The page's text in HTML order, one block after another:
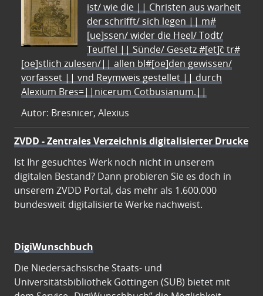
ist/ wie die || Christen aus warheit
der schrifft/ sich legen || m#
[ue]ssen/ wider die Heel/ Todt/
Teuffel || Sünde/ Gesetz #[et]c̃ tr#
[oe]stlich zulesen/|| allen bl#[oe]den gewissen/
vorfasset || vnd Reymweis gestellet || durch
Alexium Bres=||nicerum Cotbusianum.||
Autor: Bresnicer, Alexius
ZVDD - Zentrales Verzeichnis digitalisierter Drucke
Ist Ihr gesuchtes Werk noch nicht in unserem
digitalen Bestand? Dann probieren Sie es doch in
unserem ZVDD Portal, das mehr als 1.600.000
bundesweit digitalisierte Werke nachweist.
DigiWunschbuch
Die Niedersächsische Staats- und
Universitätsbibliothek Göttingen (SUB) bietet mit